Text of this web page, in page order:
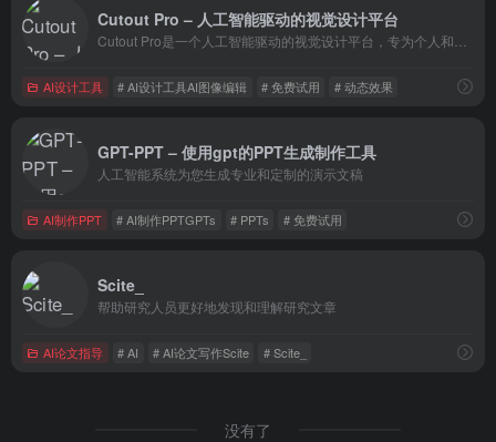
Cutout Pro – 人工智能驱动的视觉设计平台
AI设计工具 # AI设计工具AI图像编辑 # 免费试用 # 动态效果
GPT-PPT – 使用gpt的PPT生成制作工具
人工智能系统为您生成专业和定制的演示文稿
AI制作PPT # AI制作PPTGPTs # PPTs # 免费试用
Scite_
帮助研究人员更好地发现和理解研究文章
AI论文指导 # AI # AI论文写作Scite # Scite_
没有了